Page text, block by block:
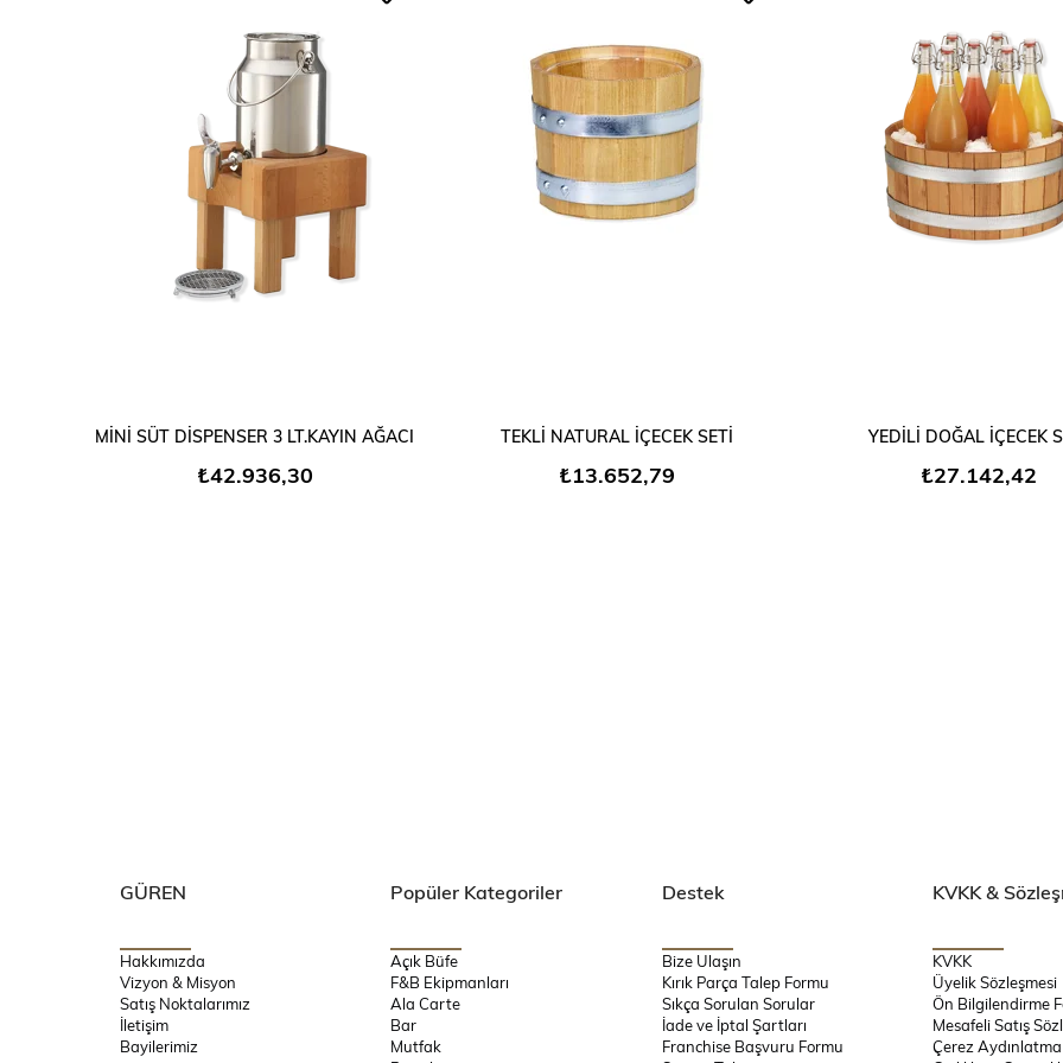
SEPETE EKLE
MİNİ SÜT DİSPENSER 3 LT.KAYIN AĞACI
₺42.936,30
SEPETE EKLE
TEKLİ NATURAL İÇECEK SETİ
₺13.652,79
SEPETE EKLE
YEDİLİ DOĞAL İÇECEK
₺27.142,42
GÜREN
Hakkımızda
Vizyon & Misyon
Satış Noktalarımız
İletişim
Bayilerimiz
Popüler Kategoriler
Açık Büfe
F&B Ekipmanları
Ala Carte
Bar
Mutfak
Destek
Bize Ulaşın
Kırık Parça Talep Formu
Sıkça Sorulan Sorular
İade ve İptal Şartları
Franchise Başvuru Formu
KVKK &
KVKK
Üyelik Sözleşmesi
Ön Bilgilendirme
Mesafeli Satış
Çerez